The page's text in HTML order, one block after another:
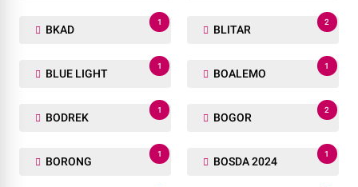
BKAD
1
BLITAR
2
BLUE LIGHT
1
BOALEMO
1
BODREK
1
BOGOR
2
BORONG
1
BOSDA 2024
1